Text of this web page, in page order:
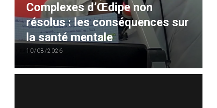
Complexes d’Œdipe non
résolus : les conséquences sur
la santé mentale
10/08/2026